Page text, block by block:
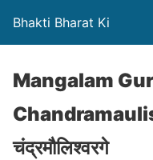
Bhakti Bharat Ki
Mangalam
चंद्रमौलिश्वरगे